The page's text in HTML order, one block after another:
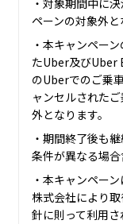
・対象期間中に
ペーンの対象外と
・本キャンペー
たUber及びUber
のUberでのご乗
ャンセルされた
外となります。
・期間終了後も
条件が異なる場合
・本キャンペー
株式会社により
針に則って利用さ